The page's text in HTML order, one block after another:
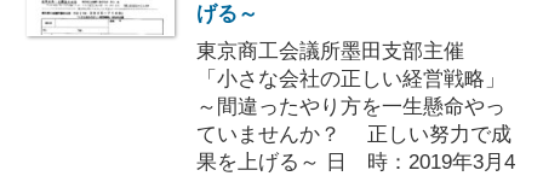
げる～
東京商工会議所墨田支部主催
「小さな会社の正しい経営戦略」
～間違ったやり方を一生懸命やっ
ていませんか？ 正しい努力で成
果を上げる～ 日 時：2019年3月4